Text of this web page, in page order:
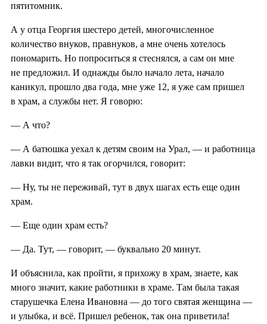
пятитомник.
А у отца Георгия шестеро детей, многочисленное
количество внуков, правнуков, а мне очень хотелось
пономарить. Но попроситься я стеснялся, а сам он мне
не предложил. И однажды было начало лета, начало
каникул, прошло два года, мне уже 12, я уже сам пришел
в храм, а службы нет. Я говорю:
— А что?
— А батюшка уехал к детям своим на Урал, — и работница
лавки видит, что я так огорчился, говорит:
— Ну, ты не переживай, тут в двух шагах есть еще один
храм.
— Еще один храм есть?
— Да. Тут, — говорит, — буквально 20 минут.
И объяснила, как пройти, я прихожу в храм, знаете, как
много значит, какие работники в храме. Там была такая
старушечка Елена Ивановна — до того святая женщина —
и улыбка, и всё. Пришел ребенок, так она приветила!